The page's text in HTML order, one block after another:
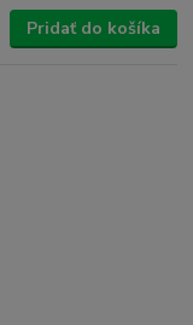
Pridať do košíka